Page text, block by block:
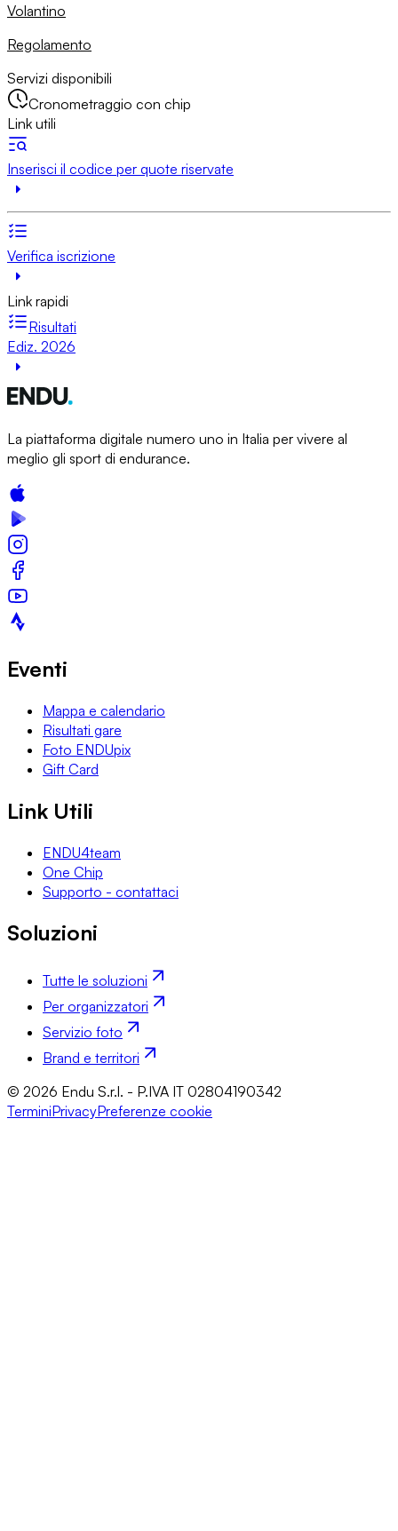
Volantino
Regolamento
Servizi disponibili
Cronometraggio con chip
Link utili
Inserisci il codice per quote riservate
Verifica iscrizione
Link rapidi
Risultati
Ediz. 2026
La piattaforma digitale numero uno in Italia per vivere al
meglio gli sport di endurance.
Eventi
Mappa e calendario
Risultati gare
Foto ENDUpix
Gift Card
Link Utili
ENDU4team
One Chip
Supporto - contattaci
Soluzioni
Tutte le soluzioni
Per organizzatori
Servizio foto
Brand e territori
© 2026 Endu S.r.l. - P.IVA IT 02804190342
TerminiPrivacyPreferenze cookie